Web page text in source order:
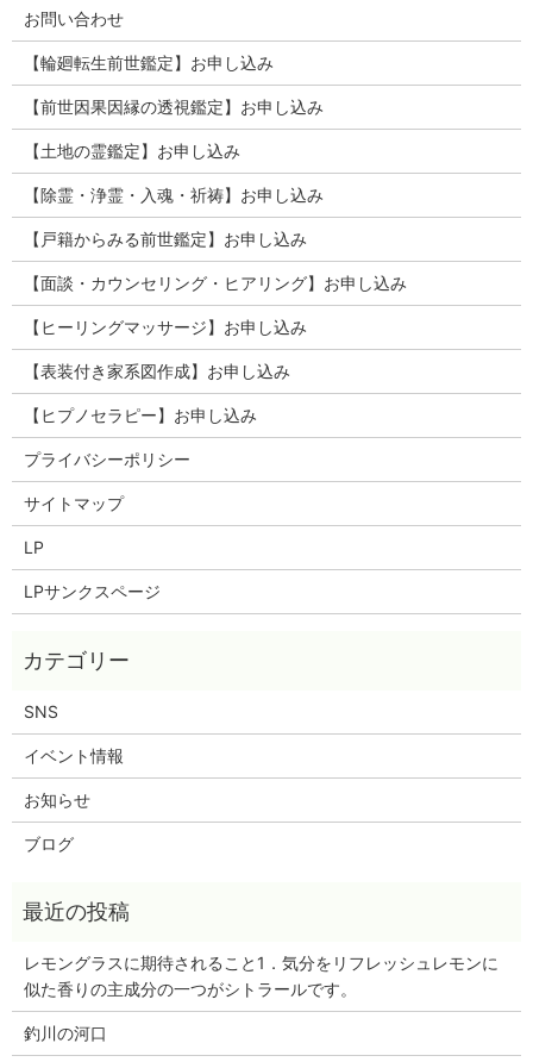
お問い合わせ
【輪廻転生前世鑑定】お申し込み
【前世因果因縁の透視鑑定】お申し込み
【土地の霊鑑定】お申し込み
【除霊・浄霊・入魂・祈祷】お申し込み
【戸籍からみる前世鑑定】お申し込み
【面談・カウンセリング・ヒアリング】お申し込み
【ヒーリングマッサージ】お申し込み
【表装付き家系図作成】お申し込み
【ヒプノセラピー】お申し込み
プライバシーポリシー
サイトマップ
LP
LPサンクスページ
SNS
イベント情報
お知らせ
ブログ
レモングラスに期待されること1．気分をリフレッシュレモンに
似た香りの主成分の一つがシトラールです。
釣川の河口